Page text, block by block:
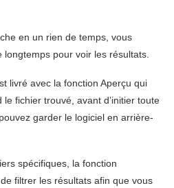
en un rien de temps, vous
longtemps pour voir les résultats.
livré avec la fonction Aperçu qui
le fichier trouvé, avant d’initier toute
garder le logiciel en arrière-
spécifiques, la fonction
filtrer les résultats afin que vous